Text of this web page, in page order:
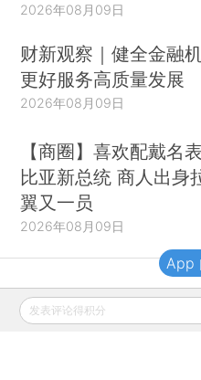
2026年08月09日
财新观察｜健全金融
更好服务高质量发展
2026年08月09日
【商圈】喜欢配戴名
比亚新总统 商人出身
翼又一员
2026年08月09日
财新移动
发表评论得积分
App